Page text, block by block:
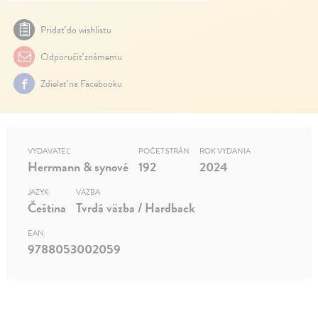
Pridať do wishlistu
Odporučiť známemu
Zdielať na Facebooku
VYDAVATEĽ
Herrmann & synové
POČET STRÁN
192
ROK VYDANIA
2024
JAZYK
Čeština
VÄZBA
Tvrdá väzba / Hardback
EAN
9788053002059